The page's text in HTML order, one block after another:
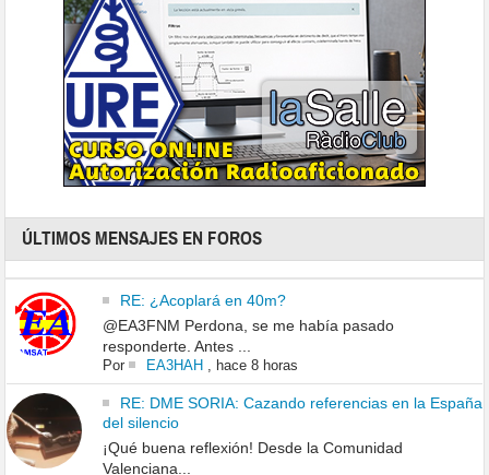
ÚLTIMOS MENSAJES EN FOROS
RE: ¿Acoplará en 40m?
@EA3FNM Perdona, se me había pasado
responderte. Antes ...
Por EA3HAH, hace 8 horas
RE: DME SORIA: Cazando referencias en la España
del silencio
¡Qué buena reflexión! Desde la Comunidad
Valenciana...